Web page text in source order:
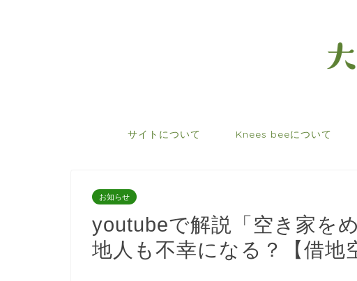
サイトについて Knees beeについて
お知らせ
youtubeで解説「空き家を
地人も不幸になる？【借地